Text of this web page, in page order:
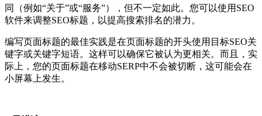
同（例如“关于”或“服务”），但不一定如此。您可以使用SEO
软件来调整SEO标题，以提高搜索排名的潜力。
编写页面标题的最佳实践是在页面标题的开头使用目标SEO关
键字或关键字短语。这样可以确保它被认为更相关。而且，实
际上，您的页面标题在移动SERP中不会被切断，这可能会在
小屏幕上发生。